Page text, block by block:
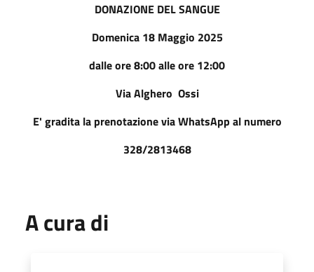
DONAZIONE DEL SANGUE
Domenica 18 Maggio 2025
dalle ore 8:00 alle ore 12:00
Via Alghero Ossi
E' gradita la prenotazione via WhatsApp al numero
328/2813468
A cura di